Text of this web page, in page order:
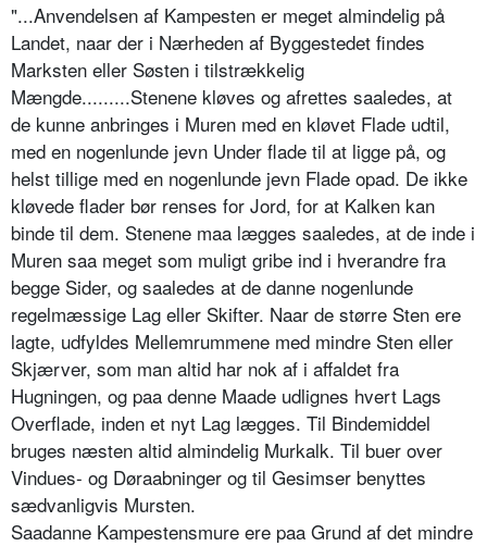
"...Anvendelsen af Kampesten er meget almindelig på
Landet, naar der i Nærheden af Byggestedet findes
Marksten eller Søsten i tilstrækkelig
Mængde.........Stenene kløves og afrettes saaledes, at
de kunne anbringes i Muren med en kløvet Flade udtil,
med en nogenlunde jevn Under flade til at ligge på, og
helst tillige med en nogenlunde jevn Flade opad. De ikke
kløvede flader bør renses for Jord, for at Kalken kan
binde til dem. Stenene maa lægges saaledes, at de inde i
Muren saa meget som muligt gribe ind i hverandre fra
begge Sider, og saaledes at de danne nogenlunde
regelmæssige Lag eller Skifter. Naar de større Sten ere
lagte, udfyldes Mellemrummene med mindre Sten eller
Skjærver, som man altid har nok af i affaldet fra
Hugningen, og paa denne Maade udlignes hvert Lags
Overflade, inden et nyt Lag lægges. Til Bindemiddel
bruges næsten altid almindelig Murkalk. Til buer over
Vindues- og Døraabninger og til Gesimser benyttes
sædvanligvis Mursten.
Saadanne Kampestensmure ere paa Grund af det mindre